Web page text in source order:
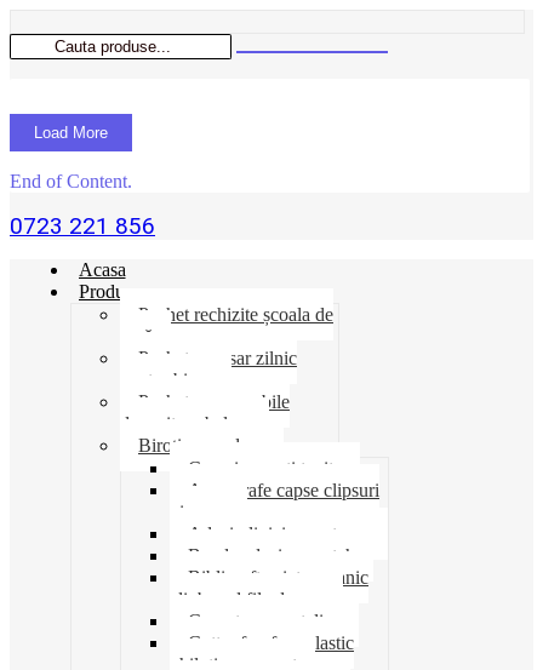
Load More
End of Content.
0723 221 856
Acasa
Produse
Pachet rechizite școala de
vară
Pachet necesar zilnic
pentru birou
Pachet consumabile
depozit-ambalare
Birotica-produse
Cosuri suporti tavite
Ace agrafe capse clipsuri
pioneze
Adeziv lipici corectoare
Banda adeziva-scotch
Biblioraft caiet mecanic
clipboard file dosare
Capsatoare metalice
Cutter foarfeca elastic
ghilotina magnet